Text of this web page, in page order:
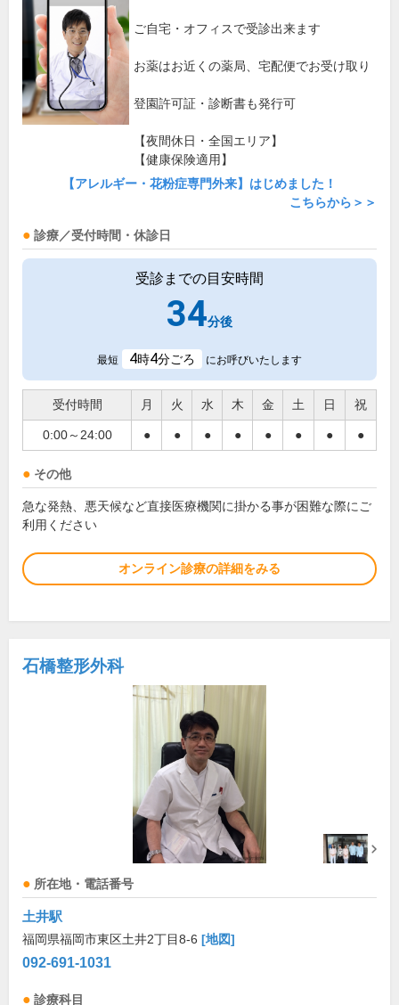
ご自宅・オフィスで受診出来ます
お薬はお近くの薬局、宅配便でお受け取り
登園許可証・診断書も発行可
【夜間休日・全国エリア】
【健康保険適用】
【アレルギー・花粉症専門外来】はじめました！
こちらから＞＞
診療／受付時間・休診日
受診までの目安時間
34分後
最短 4時4分ごろ にお呼びいたします
受付時間 月 火 水 木 金 土 日 祝
0:00～24:00 ● ● ● ● ● ● ● ●
その他
急な発熱、悪天候など直接医療機関に掛かる事が困難な際にご
利用ください
オンライン診療の詳細をみる
石橋整形外科
所在地・電話番号
土井駅
福岡県福岡市東区土井2丁目8-6 [地図]
092-691-1031
診療科目